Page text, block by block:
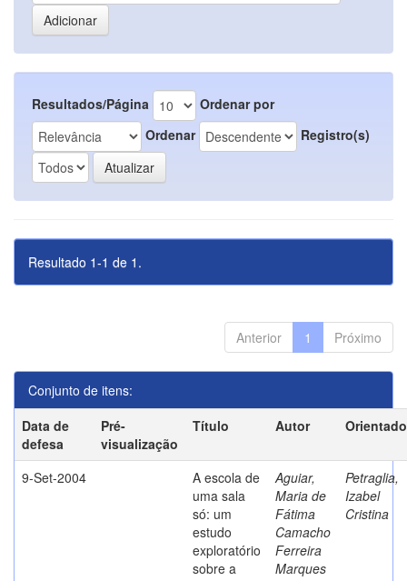
Resultados/Página
Ordenar por
Ordenar
Registro(s)
Resultado 1-1 de 1.
Anterior 1 Próximo
Conjunto de itens:
Data de
defesa
Pré-
visualização
Título Autor
9-Set-2004
A escola de
uma sala
só: um
estudo
exploratório
sobre a
Aguiar,
Maria de
Fátima
Camacho
Ferreira
Marques
Petraglia,
Izabel
Cristina